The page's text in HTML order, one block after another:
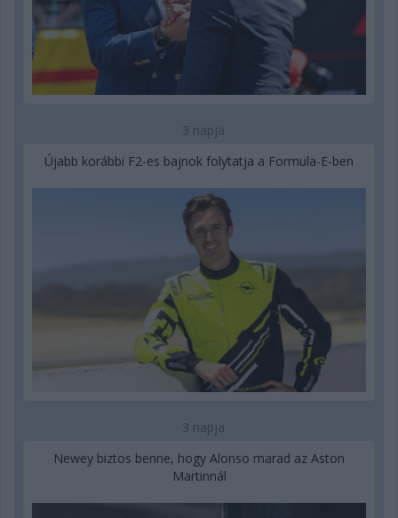
3 napja
Újabb korábbi F2-es bajnok folytatja a Formula-E-ben
3 napja
Newey biztos benne, hogy Alonso marad az Aston
Martinnál